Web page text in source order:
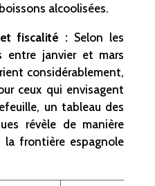
alcoolisées.
fiscalité : Selon les
entre janvier et mars
considérablement,
ceux qui envisagent
un tableau des
révèle de manière
la frontière espagnole